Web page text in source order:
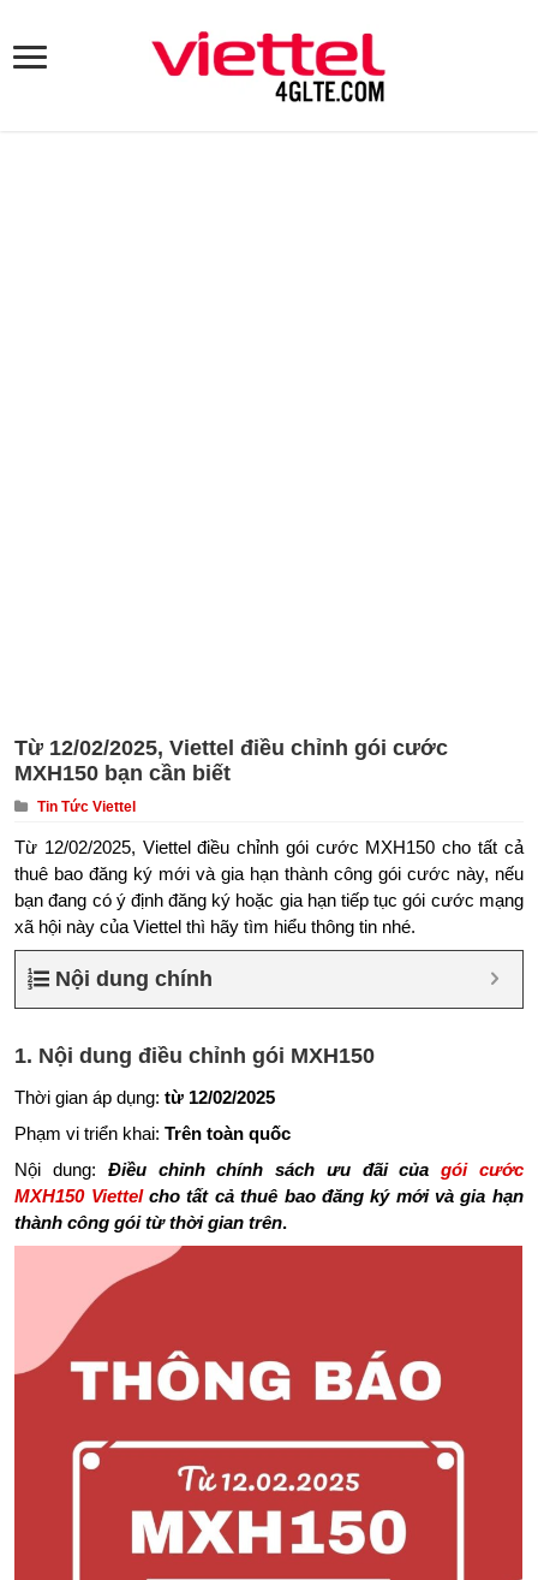
Từ 12/02/2025, Viettel điều chỉnh gói cước
MXH150 bạn cần biết
Tin Tức Viettel
Từ 12/02/2025, Viettel điều chỉnh gói cước MXH150 cho tất cả
thuê bao đăng ký mới và gia hạn thành công gói cước này, nếu
bạn đang có ý định đăng ký hoặc gia hạn tiếp tục gói cước mạng
xã hội này của Viettel thì hãy tìm hiểu thông tin nhé.
Nội dung chính
1. Nội dung điều chỉnh gói MXH150
Thời gian áp dụng:từ 12/02/2025
Phạm vi triển khai:Trên toàn quốc
Nội dung: Điều chỉnh chính sách ưu đãi củagói cước
MXH150 Viettelcho tất cả thuê bao đăng ký mới và gia hạn
thành công gói từ thời gian trên.